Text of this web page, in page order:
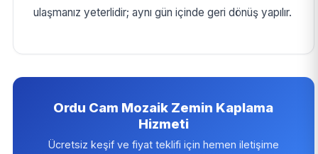
ulaşmanız yeterlidir; aynı gün içinde geri dönüş yapılır.
Ordu Cam Mozaik Zemin Kaplama
Hizmeti
Ücretsiz keşif ve fiyat teklifi için hemen iletişime